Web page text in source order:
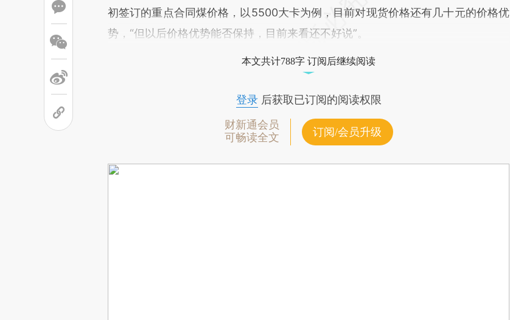
初签订的重点合同煤价格，以5500大卡为例，目前对现货价格还有几十元的价格优
势，“但以后价格优势能否保持，目前来看还不好说”。
本文共计788字 订阅后继续阅读
登录后获取已订阅的阅读权限
财新通会员
可畅读全文
订阅/会员升级